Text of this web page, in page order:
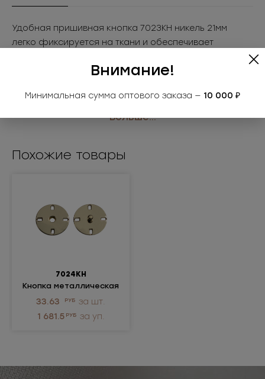
Удобная пришивная кнопка 7023КН никель 21мм
легко фиксируется на ткани и обеспечивает
аккуратное застёгивание. Используется для платьев,
блузок, лёгкой одежды и аксессуаров. Такие
среди производителей одежды.
Больше...
Похожие товары
7024КН
Кнопка металлическая
33.63 РУБ за шт.
1 681.5 РУБ за уп.
Внимание!
Минимальная сумма оптового заказа — 10 000 ₽